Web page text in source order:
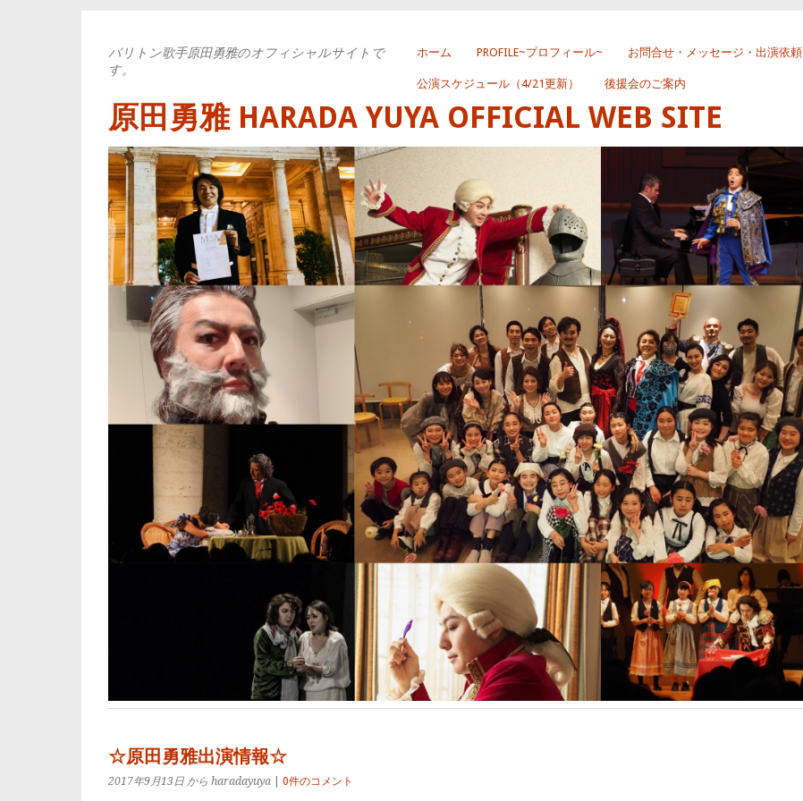
ホーム PROFILE~プロフィール~ お問合せ・メッセージ・出演依頼
公演スケジュール（4/21更新） 後援会のご案内
原田勇雅 HARADA YUYA OFFICIAL WEB SITE
バリトン歌手原田勇雅のオフィシャルサイトで
す。
☆原田勇雅出演情報☆
2017年9月13日 から haradayuya 0件のコメント